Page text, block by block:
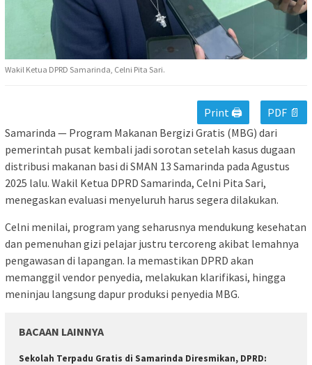
Wakil Ketua DPRD Samarinda, Celni Pita Sari.
Print 🖨
PDF 📄
Samarinda — Program Makanan Bergizi Gratis (MBG) dari
pemerintah pusat kembali jadi sorotan setelah kasus dugaan
distribusi makanan basi di SMAN 13 Samarinda pada Agustus
2025 lalu. Wakil Ketua DPRD Samarinda, Celni Pita Sari,
menegaskan evaluasi menyeluruh harus segera dilakukan.
Celni menilai, program yang seharusnya mendukung kesehatan
dan pemenuhan gizi pelajar justru tercoreng akibat lemahnya
pengawasan di lapangan. Ia memastikan DPRD akan
memanggil vendor penyedia, melakukan klarifikasi, hingga
meninjau langsung dapur produksi penyedia MBG.
BACAAN LAINNYA
Sekolah Terpadu Gratis di Samarinda Diresmikan, DPRD: